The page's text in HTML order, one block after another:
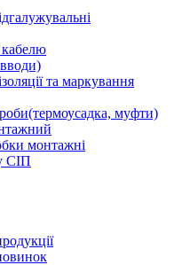
та маркування
муфти)
монтажні
СІП